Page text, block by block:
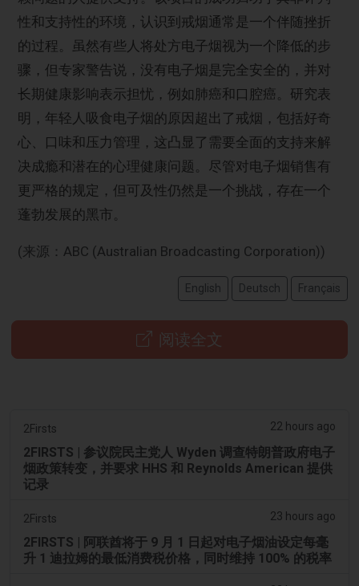
性和支持性的环境，认识到戒烟通常是一个伴随挫折
的过程。虽然有些人将处方电子烟视为一个降低的步
骤，但专家警告说，没有电子烟是完全安全的，并对
长期健康影响表示担忧，例如肺癌和口腔癌。研究表
明，年轻人吸食电子烟的原因超出了戒烟，包括好奇
心、口味和压力管理，这凸显了需要全面的支持来解
决成瘾和潜在的心理健康问题。尽管对电子烟销售有
更严格的规定，但可及性仍然是一个挑战，存在一个
蓬勃发展的黑市。
(来源：ABC (Australian Broadcasting Corporation))
English Deutsch Français
阅读全文
2Firsts 22 hours ago
2FIRSTS | 参议院民主党人 Wyden 调查特朗普政府电子
烟政策转变，并要求 HHS 和 Reynolds American 提供
记录
2Firsts 23 hours ago
2FIRSTS | 阿联酋将于 9 月 1 日起对电子烟油设定每毫
升 1 迪拉姆的最低消费税价格，同时维持 100% 的税率